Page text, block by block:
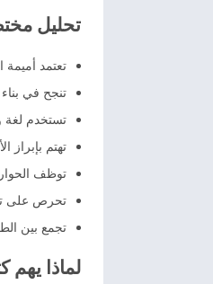
تحليل
تعتمد
تنجح في
تستخدم لغة
تهتم بإبراز
توظف
تحرص على
تجمع بين
لماذا يهم